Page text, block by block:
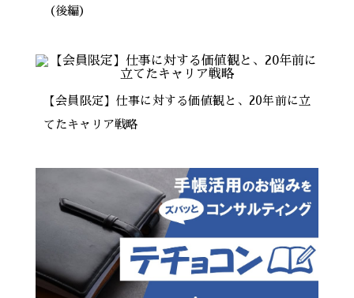
（後編）
【会員限定】仕事に対する価値観と、20年前に立
てたキャリア戦略